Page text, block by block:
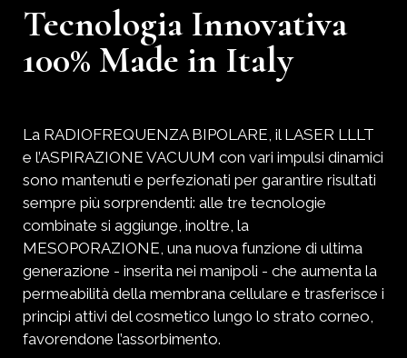
Tecnologia Innovativa
100% Made in Italy
La RADIOFREQUENZA BIPOLARE, il LASER LLLT
e l’ASPIRAZIONE VACUUM con vari impulsi dinamici
sono mantenuti e perfezionati per garantire risultati
sempre più sorprendenti: alle tre tecnologie
combinate si aggiunge, inoltre, la
MESOPORAZIONE, una nuova funzione di ultima
generazione - inserita nei manipoli - che aumenta la
permeabilità della membrana cellulare e trasferisce i
principi attivi del cosmetico lungo lo strato corneo,
favorendone l’assorbimento.